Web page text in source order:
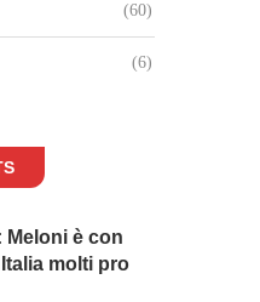
(60)
(6)
Meloni è con
molti pro